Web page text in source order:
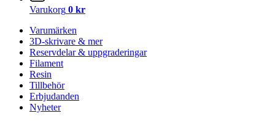
Varukorg 0 kr
Varumärken
3D-skrivare & mer
Reservdelar & uppgraderingar
Filament
Resin
Tillbehör
Erbjudanden
Nyheter